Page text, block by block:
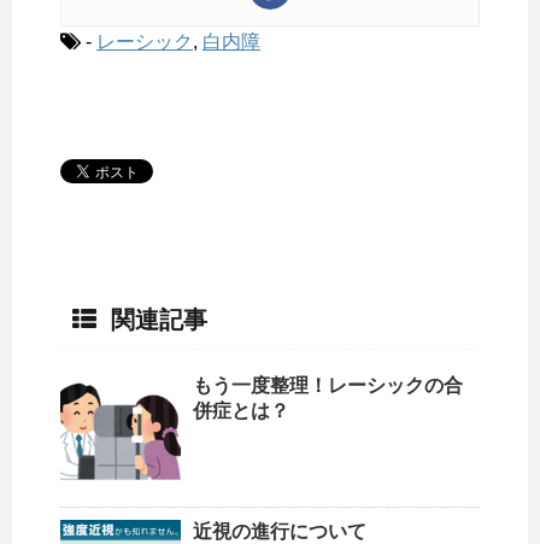
- レーシック , 白内障
関連記事
もう一度整理！レーシックの合
併症とは？
近視の進行について